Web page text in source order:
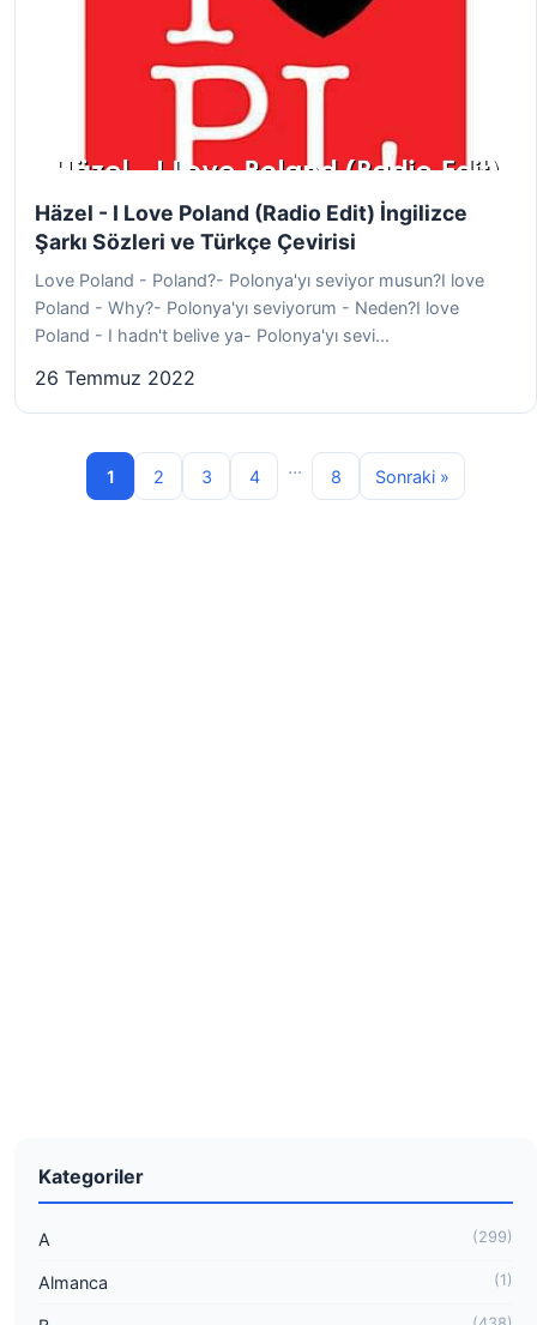
Häzel - I Love Poland (Radio Edit) İngilizce
Şarkı Sözleri ve Türkçe Çevirisi
Love Poland - Poland?- Polonya'yı seviyor musun?I love
Poland - Why?- Polonya'yı seviyorum - Neden?I love
Poland - I hadn't belive ya- Polonya'yı sevi...
26 Temmuz 2022
1 2 3 4 ... 8 Sonraki »
Kategoriler
A (299)
Almanca (1)